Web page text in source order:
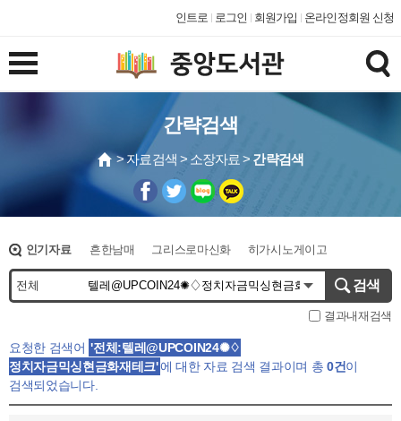
인트로 로그인 회원가입 온라인정회원 신청
간략검색
> 자료검색 > 소장자료 > 간략검색
인기자료 흔한남매 그리스로마신화
히가시노게이고
오디세이아
에그박사 종이접기 슈뻘맨
검색
결과내재검색
요청한 검색어 '전체:텔레@UPCOIN24✺♢
정치자금믹싱현금화재테크'에 대한 자료 검색 결과이며 총 0건이
검색되었습니다.